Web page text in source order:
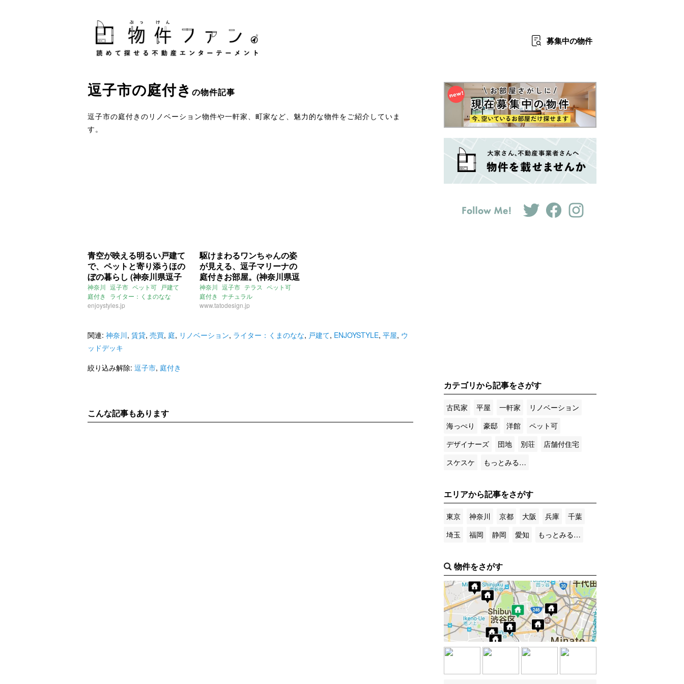
募集中の物件
逗子市の庭付き の物件記事
逗子市の庭付きのリノベーション物件や一軒家、町家など、魅力的な物件をご紹介していま
す。
青空が映える明るい戸建て
で、ペットと寄り添うほの
ぼの暮らし (神奈川県逗子
市96㎡の賃貸物件)
神奈川 逗子市 ペット可 戸建て
庭付き
ライター：くまのなな
賃貸
enjoystyles.jp
駆けまわるワンちゃんの姿
が見える、逗子マリーナの
庭付きお部屋。(神奈川県逗
子市69㎡の売買物件)
神奈川 逗子市 テラス ペット可
庭付き ナチュラル
リノベーション 庭
www.tatodesign.jp
関連: 神奈川, 賃貸, 売買, 庭, リノベーション, ライター：くまのなな, 戸建て, ENJOYSTYLE, 平屋, ウ
ッドデッキ
絞り込み解除: 逗子市, 庭付き
こんな記事もあります
カテゴリから記事をさがす
古民家 平屋 一軒家
リノベーション
海っぺり
豪邸 洋館
ペット可
デザイナーズ
団地 別荘
店舗付住宅
スケスケ
もっとみる…
エリアから記事をさがす
東京 神奈川 京都 大阪 兵庫
千葉
埼玉
福岡 静岡 愛知 もっとみる…
物件をさがす